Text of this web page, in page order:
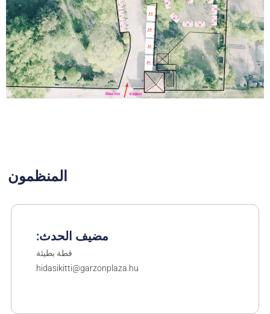
المنظمون
مضيف الحدث:
قطة بطيئة
hidasikitti@garzonplaza.hu